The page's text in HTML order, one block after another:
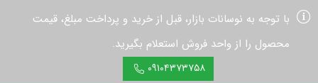
با توجه به نوسانات بازار، قبل از خرید و پرداخت مبلغ، قیمت
محصول را از واحد فروش استعلام بگیرید.
۰۹۱۰۴۳۷۳۷۵۸